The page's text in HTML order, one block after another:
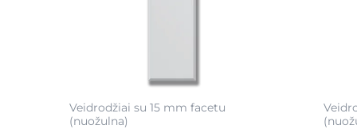
Veidrodžiai su 15 mm facetu
(nuožulna)